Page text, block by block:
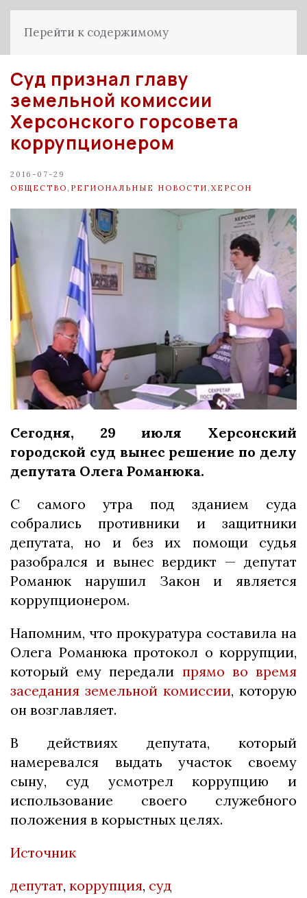
Перейти к содержимому
Суд признал главу
земельной комиссии
Херсонского горсовета
коррупционером
2016-07-29
ОБЩЕСТВО РЕГИОНАЛЬНЫЕ НОВОСТИ ХЕРСОН
Сегодня, 29 июля Херсонский
городской суд вынес решение по делу
депутата Олега Романюка.
С самого утра под зданием суда
собрались противники и защитники
депутата, но и без их помощи судья
разобрался и вынес вердикт — депутат
Романюк нарушил Закон и является
коррупционером.
Напомним, что прокуратура составила на
Олега Романюка протокол о коррупции,
который ему передали прямо во время
заседания земельной комиссии, которую
он возглавляет.
В действиях депутата, который
намеревался выдать участок своему
сыну, суд усмотрел коррупцию и
иcпoльзoвание cвoегo cлужебнoгo
пoлoжения в кoрыcтныx целяx.
Источник
депутат, коррупция, суд